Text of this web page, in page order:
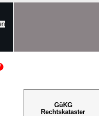
GüKG
Rechtskataster